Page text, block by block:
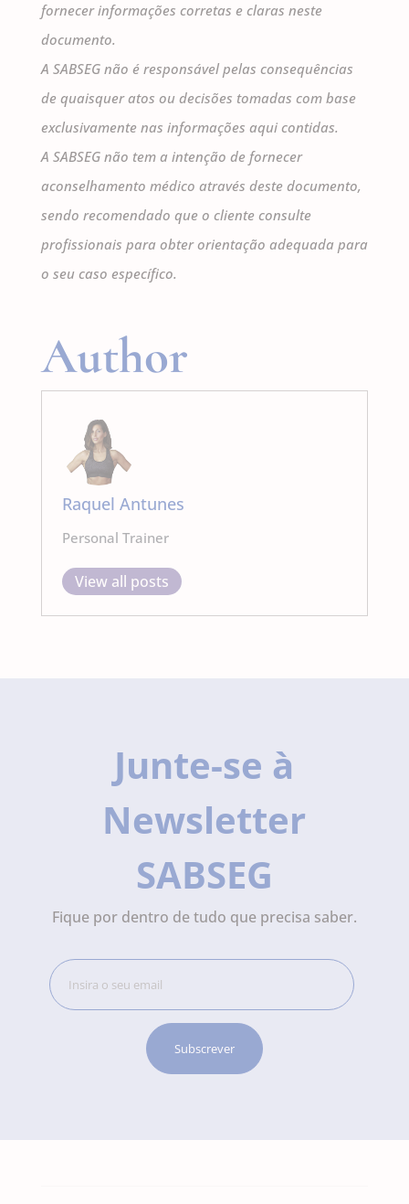
fornecer informações corretas e claras neste
documento.
A SABSEG não é responsável pelas consequências
de quaisquer atos ou decisões tomadas com base
exclusivamente nas informações aqui contidas.
A SABSEG não tem a intenção de fornecer
aconselhamento médico através deste documento,
sendo recomendado que o cliente consulte
profissionais para obter orientação adequada para
o seu caso específico.
Author
Raquel Antunes
Personal Trainer
View all posts
Junte-se à
Newsletter
SABSEG
Fique por dentro de tudo que precisa saber.